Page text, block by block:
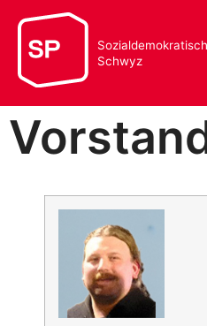
Schwyz